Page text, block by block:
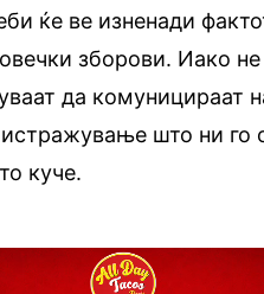
ќе ве изненади
зборови. Иако
да комуницираат
што ни го
куче.